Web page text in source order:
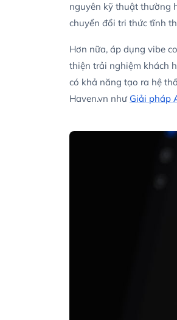
nguyên kỹ thuật thường
chuyển đổi tri thức tĩnh
Hơn nữa, áp dụng vibe
thiện trải nghiệm khách
có khả năng tạo ra hệ
Haven.vn như Giải pháp